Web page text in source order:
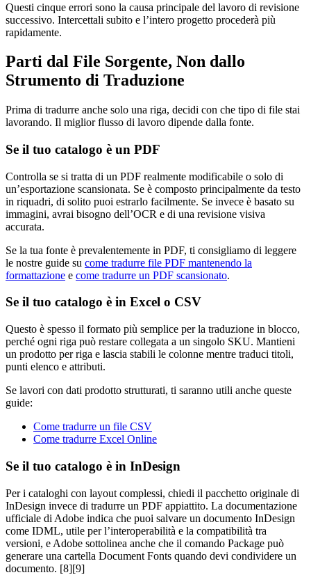
Questi cinque errori sono la causa principale del lavoro di revisione
successivo. Intercettali subito e l’intero progetto procederà più
rapidamente.
Parti dal File Sorgente, Non dallo
Strumento di Traduzione
Prima di tradurre anche solo una riga, decidi con che tipo di file stai
lavorando. Il miglior flusso di lavoro dipende dalla fonte.
Se il tuo catalogo è un PDF
Controlla se si tratta di un PDF realmente modificabile o solo di
un’esportazione scansionata. Se è composto principalmente da testo
in riquadri, di solito puoi estrarlo facilmente. Se invece è basato su
immagini, avrai bisogno dell’OCR e di una revisione visiva
accurata.
Se la tua fonte è prevalentemente in PDF, ti consigliamo di leggere
le nostre guide su come tradurre file PDF mantenendo la
formattazione e come tradurre un PDF scansionato.
Se il tuo catalogo è in Excel o CSV
Questo è spesso il formato più semplice per la traduzione in blocco,
perché ogni riga può restare collegata a un singolo SKU. Mantieni
un prodotto per riga e lascia stabili le colonne mentre traduci titoli,
punti elenco e attributi.
Se lavori con dati prodotto strutturati, ti saranno utili anche queste
guide:
Come tradurre un file CSV
Come tradurre Excel Online
Se il tuo catalogo è in InDesign
Per i cataloghi con layout complessi, chiedi il pacchetto originale di
InDesign invece di tradurre un PDF appiattito. La documentazione
ufficiale di Adobe indica che puoi salvare un documento InDesign
come IDML, utile per l’interoperabilità e la compatibilità tra
versioni, e Adobe sottolinea anche che il comando Package può
generare una cartella Document Fonts quando devi condividere un
documento. [8][9]